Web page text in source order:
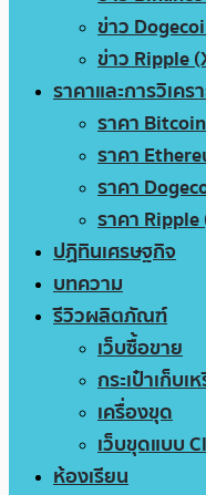
ข่าว
ข่าว Ripple
ราคาและการวิเคร
ราคา Bitcoin
ราคา
ราคา
ราคา Ripple
ปฏิทินเศรษฐกิจ
บทความ
รีวิวผลิตภัณฑ์
เว็บซื้อขาย
กระเป๋าเก็บ
เครื่องขุด
เว็บขุดแบบ
ห้องเรียน